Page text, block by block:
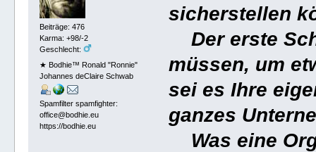
Beiträge: 476
Karma: +98/-2
Geschlecht:
★ Bodhie™ Ronald "Ronnie"
Johannes deClaire Schwab
Spamfilter spamfighter:
office@bodhie.eu
https://bodhie.eu
sicherstellen
Der erste
müssen, um
sei es Ihre
ganzes
Was eine